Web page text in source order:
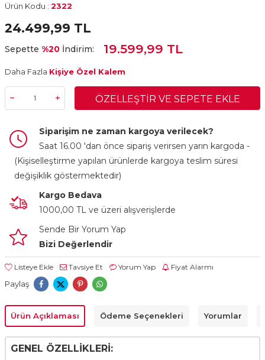
Ürün Kodu : 2322
24.499,99 TL
Sepette %20 İndirim: 19.599,99 TL
Daha Fazla Kişiye Özel Kalem
ÖZELLEŞTIR VE SEPETE EKLE
Siparişim ne zaman kargoya verilecek?
Saat 16.00 'dan önce sipariş verirsen yarın kargoda -
(Kişiselleştirme yapılan ürünlerde kargoya teslim süresi
değişiklik göstermektedir)
Kargo Bedava
1000,00 TL ve üzeri alışverişlerde
Sende Bir Yorum Yap
Bizi Değerlendir
Listeye Ekle Tavsiye Et Yorum Yap Fiyat Alarmı
Paylaş
Ürün Açıklaması Ödeme Seçenekleri Yorumlar
GENEL ÖZELLİKLERİ: